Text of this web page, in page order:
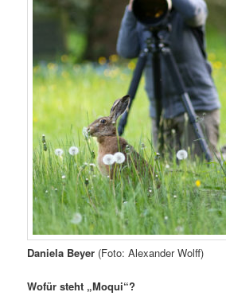
Daniela Beyer (Foto: Alexander Wolff)
Wofür steht „Moqui“?